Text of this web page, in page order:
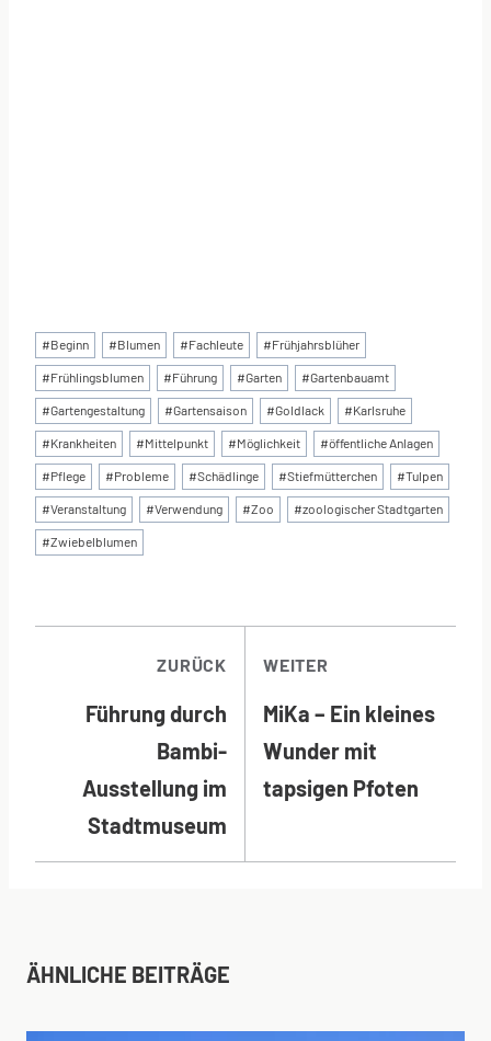
Schlagworte:
#Beginn #Blumen #Fachleute #Frühjahrsblüher
#Frühlingsblumen #Führung #Garten #Gartenbauamt
#Gartengestaltung #Gartensaison #Goldlack #Karlsruhe
#Krankheiten #Mittelpunkt #Möglichkeit #öffentliche Anlagen
#Pflege #Probleme #Schädlinge #Stiefmütterchen #Tulpen
#Veranstaltung #Verwendung #Zoo #zoologischer Stadtgarten
#Zwiebelblumen
ZURÜCK
Führung durch
Bambi-
Ausstellung im
Stadtmuseum
WEITER
MiKa – Ein kleines
Wunder mit
tapsigen Pfoten
ÄHNLICHE BEITRÄGE